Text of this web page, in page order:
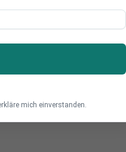
mich einverstanden.